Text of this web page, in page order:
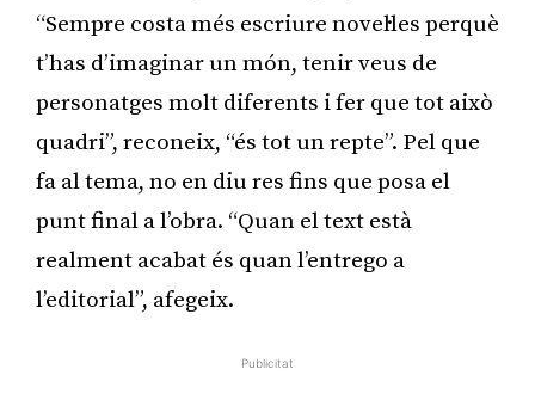
“Sempre costa més escriure novel·les perquè
t’has d’imaginar un món, tenir veus de
personatges molt diferents i fer que tot això
quadri”, reconeix, “és tot un repte”. Pel que
fa al tema, no en diu res fins que posa el
punt final a l’obra. “Quan el text està
realment acabat és quan l’entrego a
l’editorial”, afegeix.
Publicitat